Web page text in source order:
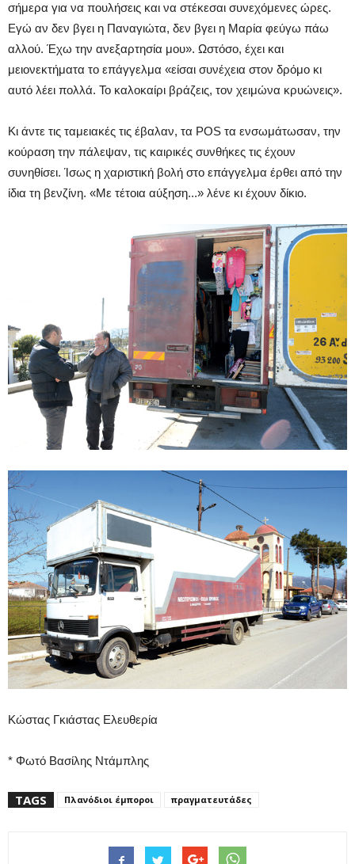
σήμερα για να πουλήσεις και να στέκεσαι συνεχόμενες ώρες.
Εγώ αν δεν βγει η Παναγιώτα, δεν βγει η Μαρία φεύγω πάω
αλλού. Έχω την ανεξαρτησία μου». Ωστόσο, έχει και
μειονεκτήματα το επάγγελμα «είσαι συνέχεια στον δρόμο κι
αυτό λέει πολλά. Το καλοκαίρι βράζεις, τον χειμώνα κρυώνεις».
Κι άντε τις ταμειακές τις έβαλαν, τα POS τα ενσωμάτωσαν, την
κούραση την πάλεψαν, τις καιρικές συνθήκες τις έχουν
συνηθίσει. Ίσως η χαριστική βολή στο επάγγελμα έρθει από την
ίδια τη βενζίνη. «Με τέτοια αύξηση...» λένε κι έχουν δίκιο.
Κώστας Γκιάστας Ελευθερία
* Φωτό Βασίλης Ντάμπλης
TAGS Πλανόδιοι έμποροι πραγματευτάδες